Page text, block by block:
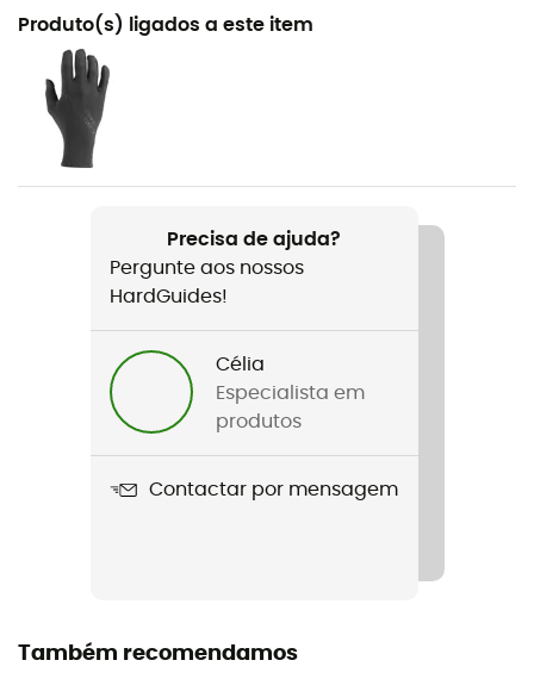
Recomendado para
Género
Homem / Mulher
Peso
Nome do produto
Toe Thingy 2
Corta-vento
Produto(s) ligados a este item
Precisa de ajuda?
Pergunte aos nossos
HardGuides!
Célia
Especialista em
produtos
Contactar por mensagem
Também recomendamos